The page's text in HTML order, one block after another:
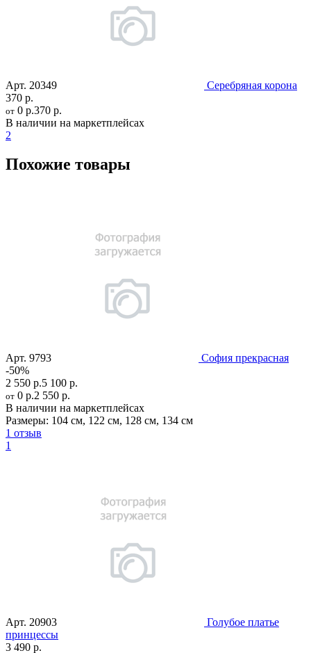
Арт. 20349
Серебряная корона
370 р.
от 0 р.370 р.
В наличии на маркетплейсах
2
Похожие товары
Арт. 9793
София прекрасная
-50%
2 550 р.5 100 р.
от 0 р.2 550 р.
В наличии на маркетплейсах
Размеры: 104 см, 122 см, 128 см, 134 см
1 отзыв
1
Арт. 20903
Голубое платье
принцессы
3 490 р.